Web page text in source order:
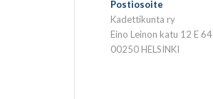
Postiosoite
Kadettikunta ry
Eino Leinon katu 12 E 64
00250 HELSINKI